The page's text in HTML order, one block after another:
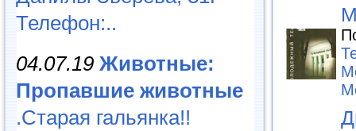
Телефон:..
04.07.19 Животные:
Пропавшие животные
.Старая гальянка!!